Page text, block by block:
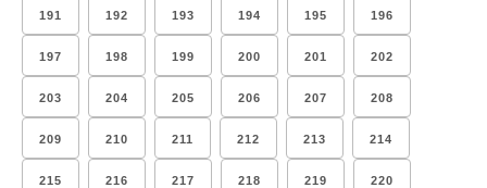
191 192 193 194 195 196
197 198 199 200 201 202
203 204 205 206 207 208
209 210 211 212 213 214
215 216 217 218 219 220